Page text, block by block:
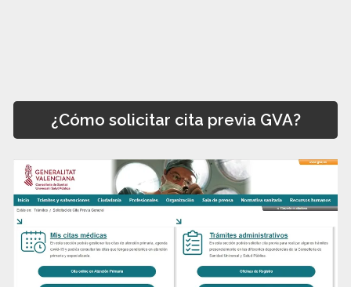
¿Cómo solicitar cita previa GVA?